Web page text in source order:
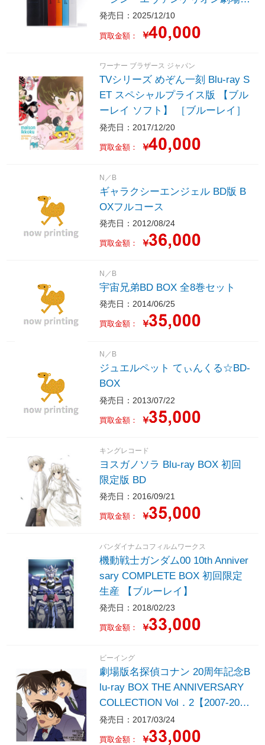
版』 Full Complete Blu-ray BOX
【初回限定版】（Blu-ray＋4K Ult
発売日：2025/12/10
買取金額： ￥
ワーナー ブラザース ジャパン
TVシリーズ めぞん一刻 Blu-ray S
ET スペシャルプライス版 【ブル
ーレイ ソフト】 ［ブルーレイ］
発売日：2017/12/20
買取金額： ￥
N／B
ギャラクシーエンジェル BD版 B
OXフルコース
発売日：2012/08/24
買取金額： ￥
N／B
宇宙兄弟BD BOX 全8巻セット
発売日：2014/06/25
買取金額： ￥
N／B
ジュエルペット てぃんくる☆BD-
BOX
発売日：2013/07/22
買取金額： ￥
キングレコード
ヨスガノソラ Blu-ray BOX 初回
限定版 BD
発売日：2016/09/21
買取金額： ￥
バンダイナムコフィルムワークス
機動戦士ガンダム00 10th Anniver
sary COMPLETE BOX 初回限定
生産 【ブルーレイ】
発売日：2018/02/23
買取金額： ￥
ビーイング
劇場版名探偵コナン 20周年記念B
lu-ray BOX THE ANNIVERSARY
COLLECTION Vol．2【2007-201
6】 完全数量限定生産 【ブルー
レイ ソフト】 ［Blu-ray Disc］
発売日：2017/03/24
買取金額： ￥